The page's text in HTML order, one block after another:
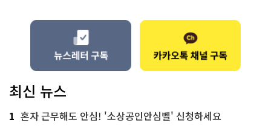
최신 뉴스
1 혼자 근무해도 안심! '소상공인안심벨' 신청하세요